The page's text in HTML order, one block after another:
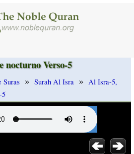
nocturno Verso-5
Suras » Surah Al Isra » Al Isra-5,
5